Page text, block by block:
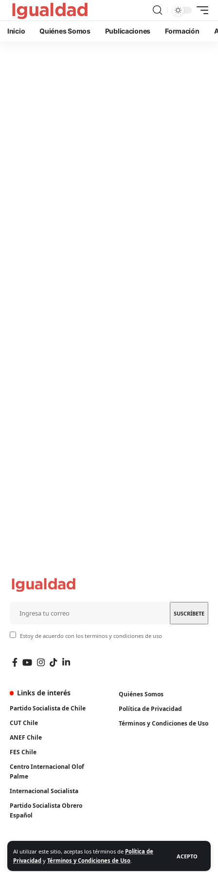
Al utilizar este sitio, aceptas los términos de Política de
Privacidad y Términos y Condiciones de Uso.
ACEPTO
Inicio Quiénes Somos Publicaciones Formación
Estoy de acuerdo con los terminos y condiciones de uso
Links de interés
Partido Socialista de Chile
CUT Chile
ANEF Chile
FES Chile
Centro Internacional Olof
Palme
Internacional Socialista
Partido Socialista Obrero
Español
Quiénes Somos
Política de Privacidad
Términos y Condiciones de Uso
Algunos Derechos Reservados. Instituto Igualdad 2026.